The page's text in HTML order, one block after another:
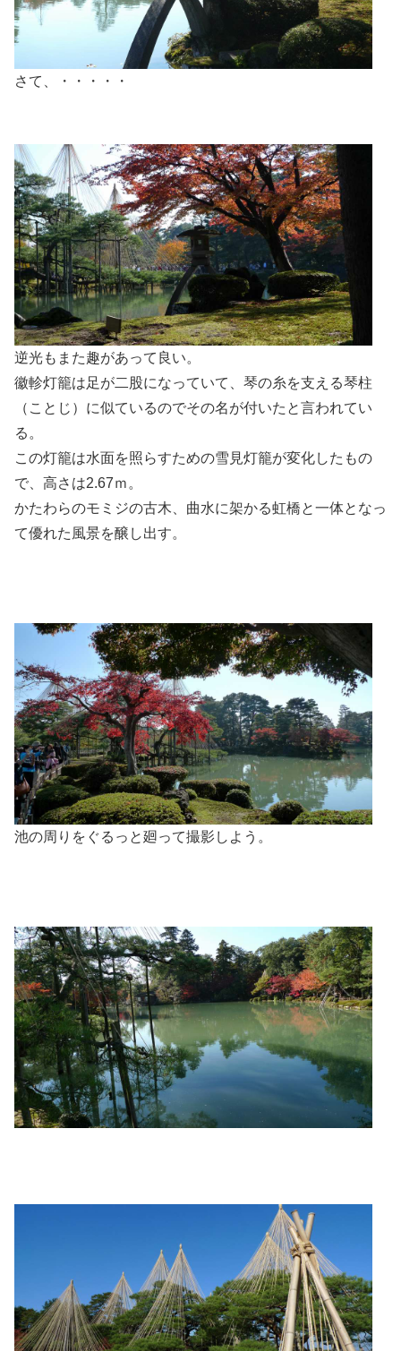
さて、・・・・・
逆光もまた趣があって良い。
徽軫灯籠は足が二股になっていて、琴の糸を支える琴柱
（ことじ）に似ているのでその名が付いたと言われてい
る。
この灯籠は水面を照らすための雪見灯籠が変化したもの
で、高さは2.67ｍ。
かたわらのモミジの古木、曲水に架かる虹橋と一体となっ
て優れた風景を醸し出す。
池の周りをぐるっと廻って撮影しよう。